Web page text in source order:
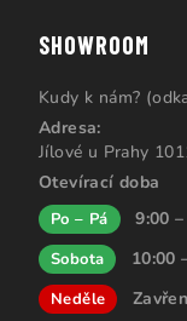
SHOWROOM
Kudy k nám?
Adresa:
Jílové u Prahy
Otevírací doba
Po – Pá 9:00
Sobota 10:00
Neděle